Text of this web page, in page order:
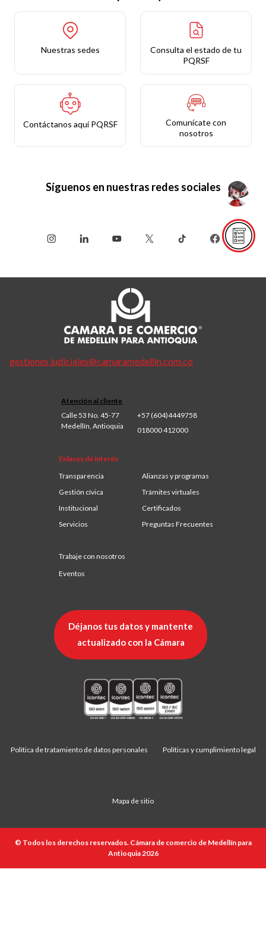
Nuestras sedes
Consulta el estado de tu
PQRSF
Contáctanos aquí PQRSF
Comunícate con
nosotros
Síguenos en nuestras redes sociales
gestiones.judiciales@camaramedellin.com.co
Atención al cliente
Calle 53 No. 45-77
Medellín, Antioquia
+57 (604)4449758
018000 412000
Enlaces de interés
Transparencia
Alianzas y programas
Gestión cívica
Trámites virtuales
Institucional
Certificados
Servicios
Preguntas Frecuentes
Trabaje con nosotros
Eventos
Déjanos tus datos y mantente
actualizado con la Cámara
Política de tratamiento de datos personales Políticas y cumplimiento legal
Mapa de sitio
© Todos los derechos reservados. Cámara de comercio de Medellín para
Antioquia 2026